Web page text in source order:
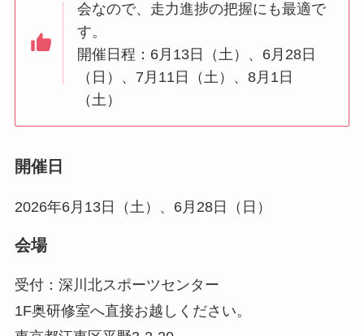
会なので、走力進捗の把握にも最適で
す。
開催日程：6月13日（土）、6月28日
（日）、7月11日（土）、8月1日
（土）
開催日
2026年6月13日（土）、6月28日（日）
会場
受付：深川北スポーツセンター
1F奥研修室へ直接お越しください。